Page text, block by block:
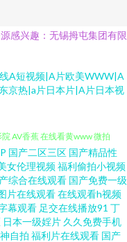
感兴趣：无锡拇屯集团有限
A短视频|A片欧美WWW|A
京热|a片日本片|A片日本视
深夜老湿机 欧美性炮图 精品
AV香蕉 在线看黄www 微拍
成人网址在线播放 豆花tv在
国产二区三区 国产精品性
女伦理视频福利偷拍小视频
综合在线观看 国产免费一级
片在线观看在线观看h视频
幕观看 足交在线播放91 丁
日本一级婬片 久久免费手机
自拍 福利片在线观看 国产